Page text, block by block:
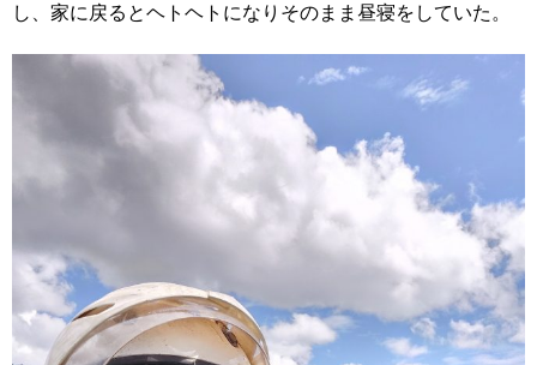
し、家に戻るとヘトヘトになりそのまま昼寝をしていた。